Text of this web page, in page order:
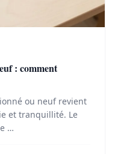
: comment
ou neuf revient
et tranquillité. Le
…